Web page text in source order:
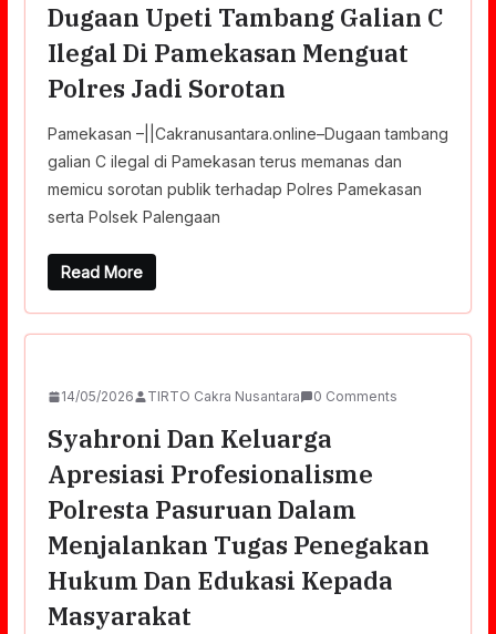
Dugaan Upeti Tambang Galian C
Ilegal Di Pamekasan Menguat
Polres Jadi Sorotan
Pamekasan –||Cakranusantara.online–Dugaan tambang
galian C ilegal di Pamekasan terus memanas dan
memicu sorotan publik terhadap Polres Pamekasan
serta Polsek Palengaan
Read More
14/05/2026 TIRTO Cakra Nusantara 0 Comments
Syahroni Dan Keluarga
Apresiasi Profesionalisme
Polresta Pasuruan Dalam
Menjalankan Tugas Penegakan
Hukum Dan Edukasi Kepada
Masyarakat